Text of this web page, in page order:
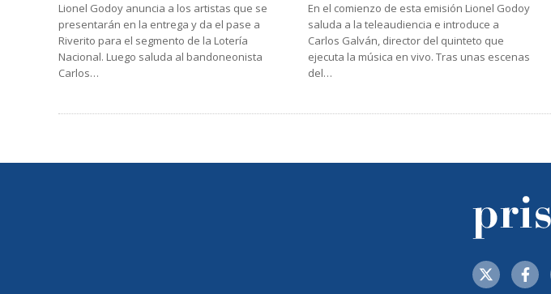
Lionel Godoy anuncia a los artistas que se
presentarán en la entrega y da el pase a
Riverito para el segmento de la Lotería
Nacional. Luego saluda al bandoneonista
Carlos…
En el comienzo de esta emisión Lionel Godoy
saluda a la teleaudiencia e introduce a
Carlos Galván, director del quinteto que
ejecuta la música en vivo. Tras unas escenas
del…